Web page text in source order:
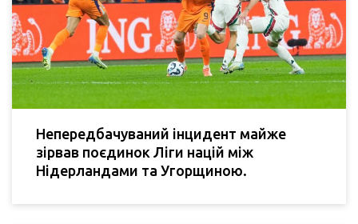
Непередбачуваний інцидент майже
зірвав поєдинок Ліги націй між
Нідерландами та Угорщиною.